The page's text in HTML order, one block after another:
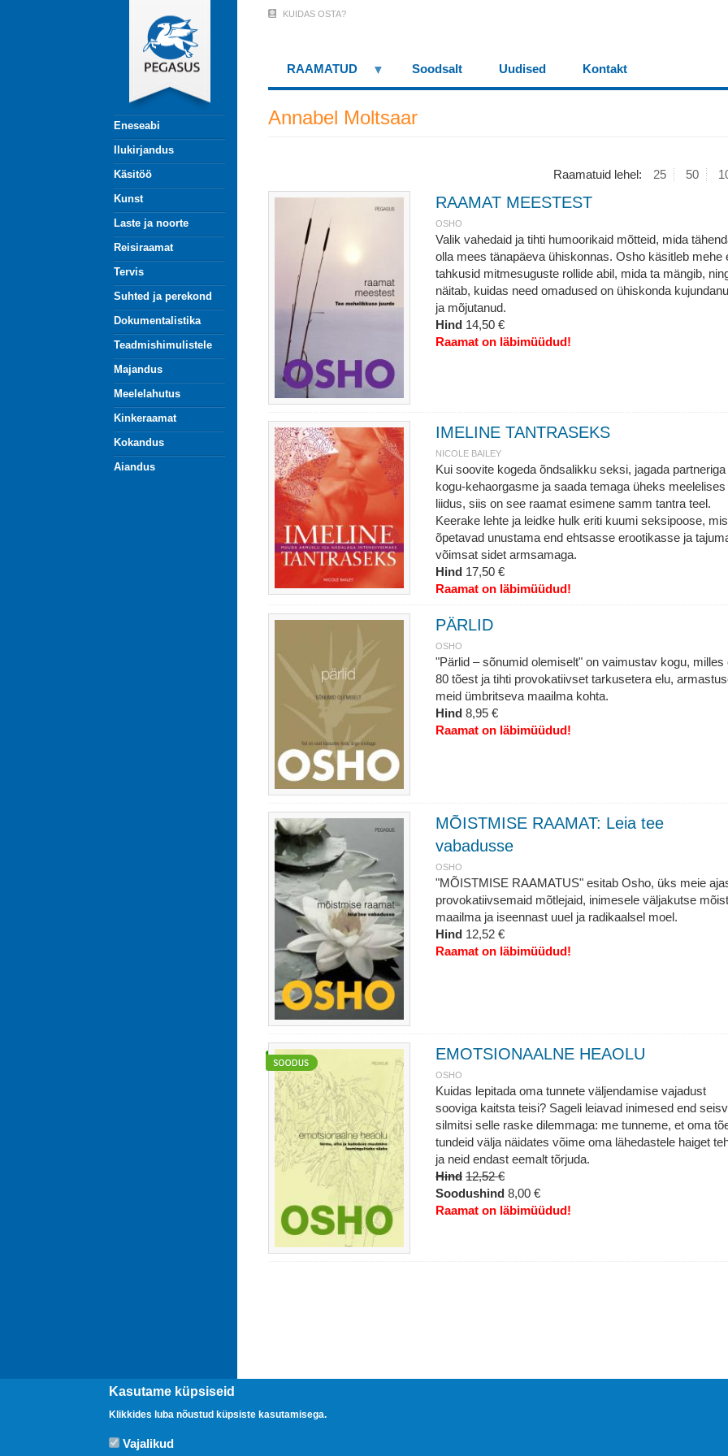
Eneseabi
Ilukirjandus
Käsitöö
Kunst
Laste ja noorte
Reisiraamat
Tervis
Suhted ja perekond
Dokumentalistika
Teadmishimulistele
Majandus
Meelelahutus
Kinkeraamat
Kokandus
Aiandus
Menu
(logged
KUIDAS OSTA?
RAAMATUD Soodsalt Uudised Kontakt
Annabel Moltsaar
Raamatuid lehel: 25 50
RAAMAT MEESTEST
OSHO
Valik vahedaid ja tihti humoorikaid mõtteid, mida
olla mees tänapäeva ühiskonnas. Osho käsitleb mehe
tahkusid mitmesuguste rollide abil, mida ta mängib,
näitab, kuidas need omadused on ühiskonda
ja mõjutanud.
Hind 14,50 €
Raamat on läbimüüdud!
IMELINE TANTRASEKS
NICOLE BAILEY
Kui soovite kogeda õndsalikku seksi, jagada partneriga
kogu-kehaorgasme ja saada temaga üheks meelelises
liidus, siis on see raamat esimene samm tantra teel.
Keerake lehte ja leidke hulk eriti kuumi seksipoose, mis
õpetavad unustama end ehtsasse erootikasse ja
võimsat sidet armsamaga.
Hind 17,50 €
Raamat on läbimüüdud!
PÄRLID
OSHO
"Pärlid – sõnumid olemiselt" on vaimustav kogu, milles
80 tõest ja tihti provokatiivset tarkusetera elu,
meid ümbritseva maailma kohta.
Hind 8,95 €
Raamat on läbimüüdud!
MÕISTMISE RAAMAT: Leia tee
vabadusse
OSHO
"MÕISTMISE RAAMATUS" esitab Osho, üks meie
provokatiivsemaid mõtlejaid, inimesele väljakutse
maailma ja iseennast uuel ja radikaalsel moel.
Hind 12,52 €
Raamat on läbimüüdud!
EMOTSIONAALNE HEAOLU
OSHO
Kuidas lepitada oma tunnete väljendamise vajadust
sooviga kaitsta teisi? Sageli leiavad inimesed end
silmitsi selle raske dilemmaga: me tunneme, et oma
tundeid välja näidates võime oma lähedastele haiget
ja neid endast eemalt tõrjuda.
Hind 12,52 €
Soodushind 8,00 €
Raamat on läbimüüdud!
Kasutame küpsiseid
Klikkides luba nõustud küpsiste kasutamisega.
Vajalikud